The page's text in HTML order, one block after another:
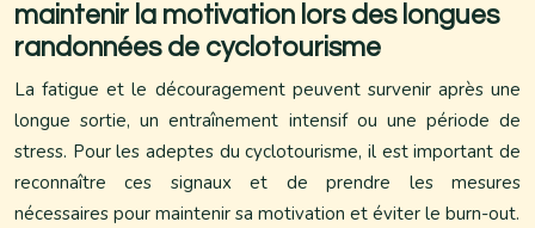
maintenir la motivation lors des longues
randonnées de cyclotourisme
La fatigue et le découragement peuvent survenir après une
longue sortie, un entraînement intensif ou une période de
stress. Pour les adeptes du cyclotourisme, il est important de
reconnaître ces signaux et de prendre les mesures
nécessaires pour maintenir sa motivation et éviter le burn-out.